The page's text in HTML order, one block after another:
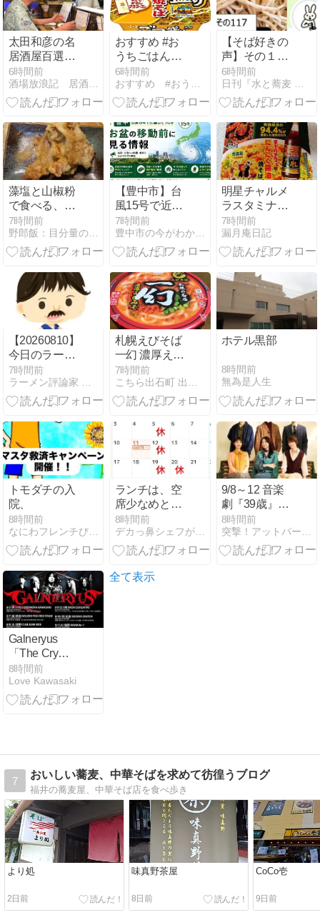
しむ
太田和彦の名
居酒屋百選シ
リーズその
442「おき
な」福井県福
3｜居酒屋百
選マップ 太田
和彦の名居酒
屋データベー
ス #ふらり旅
いい酒いい肴
#地酒 #居酒屋
#日本酒
6時間前
おすすめ #お
うちごはんブ
ログ「ソース
焼きそば風ス
パゲッティ、
あっさり味で
美味しい」
6時間前
【そば好きの
声】その１１
７
6時間前
藻塩と山椒粉
で食べる、豚
バラ天ぷら
7時間前
野郎飯：目分量の適当料理レシピとグルメレビュー
【豊中市】台
風15号で近畿
はどうなる｜
お盆の移動前
に見る情報
7時間前
豊中市の今がわかる『とよなかプラス』
明星チャルメ
ラスタミナ源
たれにんにく
醤油焼そば
7時間前
漏月庵日記
【20260810】
今日のラーメ
ンニュース
7時間前
札幌えびそば
一幻 濃厚えび
みそ カップ麺
7時間前
ホテル黒部
8時間前
無為是人生
トモダチの入
院、
8時間前
なにわフレンチびぎん、の、マスタの日記
ランチは、空
席少なめとな
っておりま
す。
8時間前
デカっ鼻シェフが作る新中華！！横浜・戸塚区【花木蘭】ﾌｧ･…
9/8～12 音楽
劇『39歳』＜
IMM
THEATER＞
8時間前
Galneryus
「The Cry
Echoes
Through The
Sky」ツアー
8時間前
Love Kawasaki
全て表示
7
おいしい蕎麦、中華そばを求めて彷徨うブログ
福井の蕎麦屋、中華そば店を食べ歩き
より処
2日前
味真野茶屋
8日前
CoCo壱
9日前